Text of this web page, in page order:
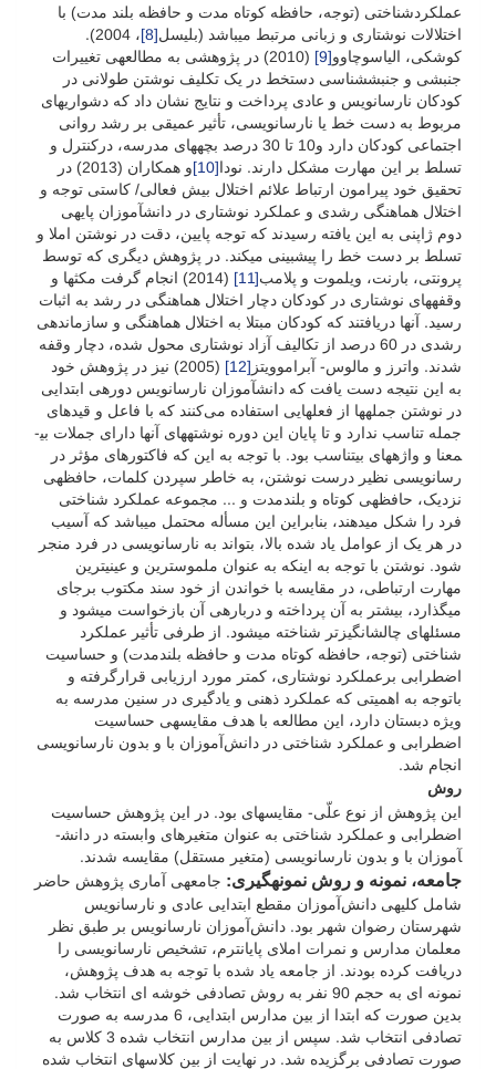
عملکردشناختی (توجه، حافظه کوتاه مدت و حافظه بلند مدت) با
اختلالات نوشتاری و زبانی مرتبط می­باشد (بلیسل[8]
، 2004).
کوشکی، الیاسوچاوو[9]
(2010) در پژوهشی به مطالعه­ی تغییرات
جنبشی و جنبش­شناسی دستخط در یک تکلیف نوشتن طولانی در
کودکان نارسانویس و عادی پرداخت و نتایج نشان داد که دشواری­های
مربوط به دست خط یا نارسانویسی، تأثیر عمیقی بر رشد روانی
اجتماعی کودکان دارد و10 تا 30 درصد بچه­های مدرسه، درکنترل و
تسلط بر این مهارت مشکل دارند. نودا[10]
و همکاران (2013) در
تحقیق خود پیرامون ارتباط علائم اختلال بیش فعالی/ کاستی توجه و
اختلال هماهنگی رشدی و عملکرد نوشتاری در دانش­آموزان پایه­ی
دوم ژاپنی به این یافته رسیدند که توجه پایین، دقت در نوشتن املا و
تسلط بر دست خط را پیش­بینی می­کند. در پژوهش دیگری که توسط
پرونتی، بارنت، ویلموت و پلامب[11]
(2014) انجام گرفت مکث­ها و
وقفه­های نوشتاری در کودکان دچار اختلال هماهنگی در رشد به اثبات
رسید. آن­ها دریافتند که کودکان مبتلا به اختلال هماهنگی و سازماندهی
رشدی در 60 درصد از تکالیف آزاد نوشتاری محول شده، دچار وقفه
شدند. واترز و مالوس- آبراموویتز [12]
(2005) نیز در پژوهش خود
به این نتیجه دست یافت که دانش­آموزان نارسانویس دوره­ی ابتدایی
در نوشتن جمله­ها از فعل­هایی استفاده می‌کنند که با فاعل و قیدهای
جمله تناسب ندارد و تا پایان این دوره نوشته­های آن­ها دارای جملات بی­
معنا و واژه­های بی­تناسب بود. با توجه به این که فاکتورهای مؤثر در
رسانویسی نظیر درست نوشتن، به خاطر سپردن کلمات، حافظه­ی
نزدیک، حافظه­ی کوتاه و بلندمدت و ... مجموعه عملکرد شناختی
فرد را شکل می­دهند، بنابراین این مسأله محتمل می­باشد که آسیب
در هر یک از عوامل یاد شده بالا، بتواند به نارسانویسی در فرد منجر
شود. نوشتن با توجه به اینکه به عنوان ملموس­ترین و عینی­ترین
مهارت ارتباطی، در مقایسه با خواندن از خود سند مکتوب برجای
می­گذارد، بیش­تر به آن پرداخته و درباره­ی آن بازخواست می­شود و
مسئله­ای چالش­انگیزتر شناخته می­شود. از طرفی تأثیر عملکرد
شناختی (توجه، حافظه کوتاه مدت و حافظه بلندمدت) و حساسیت
اضطرابی برعملکرد نوشتاری، کم­تر مورد ارزیابی قرارگرفته و
باتوجه به اهمیتی که عملکرد ذهنی و یادگیری در سنین مدرسه به
ویژه دبستان دارد، این مطالعه با هدف مقایسه­ی حساسیت
اضطرابی و عملکرد شناختی در دانش‌آموزان با و بدون نارسانویسی
انجام شد.
روش
این پژوهش از نوع علّی- مقایسه­ای بود. در این پژوهش حساسیت
اضطرابی و عملکرد شناختی به عنوان متغیرهای وابسته در دانش­
آموزان با و بدون نارسانویسی (متغیر مستقل) مقایسه شدند.
جامعه، نمونه و روش نمونه­گیری: جامعه­ی آماری پژوهش حاضر
شامل کلیه­ی دانش‌آموزان مقطع ابتدایی عادی و نارسانویس
شهرستان رضوان شهر بود. دانش‌آموزان نارسانویس بر طبق نظر
معلمان مدارس و نمرات املای پایان­ترم، تشخیص نارسانویسی را
دریافت کرده بودند. از جامعه یاد شده با توجه به هدف پژوهش،
نمونه ای به حجم 90 نفر به روش تصادفی خوشه ای انتخاب شد.
بدین صورت که ابتدا از بین مدارس ابتدایی، 6 مدرسه به صورت
تصادفی انتخاب شد. سپس از بین مدارس انتخاب شده 3 کلاس به
صورت تصادفی برگزیده شد. در نهایت از بین کلاس­های انتخاب شده